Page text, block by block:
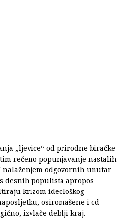
„ljevice“ od prirodne biračke
rečeno popunjavanje nastalih
odgovornih unutar
desnih populista apropos
krizom ideološkog
osiromašene i od
izvlače deblji kraj.